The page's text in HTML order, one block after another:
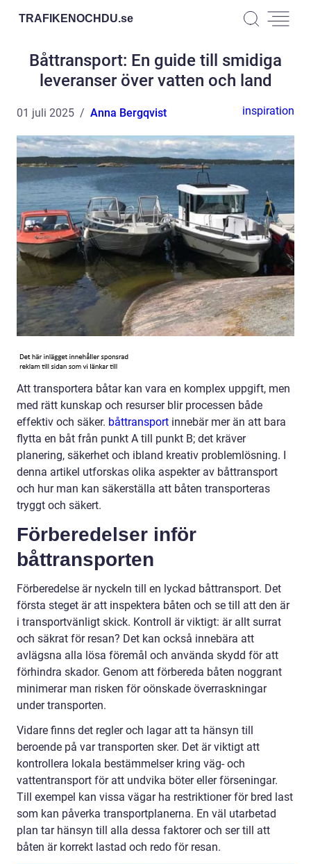
TRAFIKENOCHDU.se
Båttransport: En guide till smidiga
leveranser över vatten och land
01 juli 2025 Anna Bergqvist inspiration
Att transportera båtar kan vara en komplex uppgift, men
med rätt kunskap och resurser blir processen både
effektiv och säker. båttransport innebär mer än att bara
flytta en båt från punkt A till punkt B; det kräver
planering, säkerhet och ibland kreativ problemlösning. I
denna artikel utforskas olika aspekter av båttransport
och hur man kan säkerställa att båten transporteras
tryggt och säkert.
Förberedelser inför
båttransporten
Förberedelse är nyckeln till en lyckad båttransport. Det
första steget är att inspektera båten och se till att den är
i transportvänligt skick. Kontroll är viktigt: är allt surrat
och säkrat för resan? Det kan också innebära att
avlägsna alla lösa föremål och använda skydd för att
förhindra skador. Genom att förbereda båten noggrant
minimerar man risken för oönskade överraskningar
under transporten.
Vidare finns det regler och lagar att ta hänsyn till
beroende på var transporten sker. Det är viktigt att
kontrollera lokala bestämmelser kring väg- och
vattentransport för att undvika böter eller förseningar.
Till exempel kan vissa vägar ha restriktioner för bred last
som kan påverka transportplanerna. En väl utarbetad
plan tar hänsyn till alla dessa faktorer och ser till att
båten är korrekt lastad och redo för resan.